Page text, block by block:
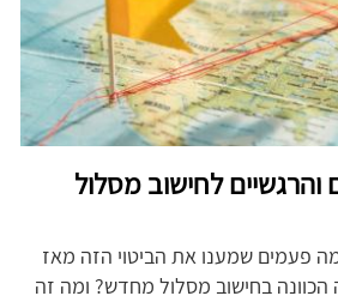
לחישוב מסלול
פעמים שמענו את הביטוי הזה מאז
בחישוב מסלול מחדש? ומה זה